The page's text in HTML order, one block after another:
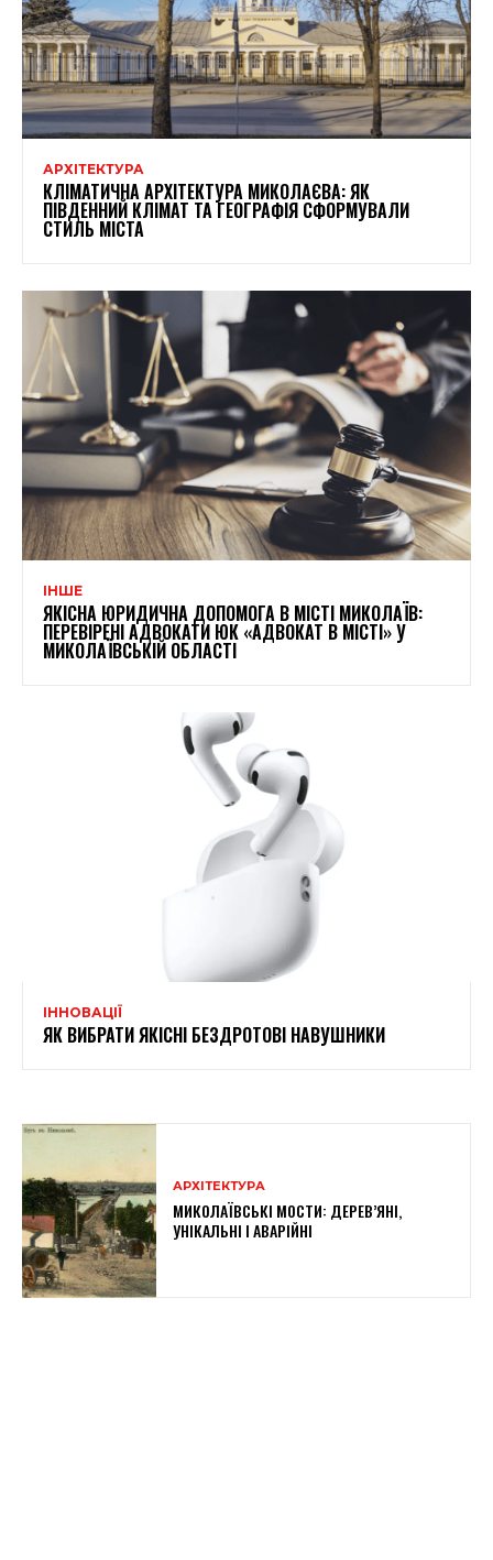
АРХІТЕКТУРА
КЛІМАТИЧНА АРХІТЕКТУРА МИКОЛАЄВА: ЯК
ПІВДЕННИЙ КЛІМАТ ТА ГЕОГРАФІЯ СФОРМУВАЛИ
СТИЛЬ МІСТА
ІНШЕ
ЯКІСНА ЮРИДИЧНА ДОПОМОГА В МІСТІ МИКОЛАЇВ:
ПЕРЕВІРЕНІ АДВОКАТИ ЮК «АДВОКАТ В МІСТІ» У
МИКОЛАЇВСЬКІЙ ОБЛАСТІ
ІННОВАЦІЇ
ЯК ВИБРАТИ ЯКІСНІ БЕЗДРОТОВІ НАВУШНИКИ
АРХІТЕКТУРА
МИКОЛАЇВСЬКІ МОСТИ: ДЕРЕВ’ЯНІ,
УНІКАЛЬНІ І АВАРІЙНІ